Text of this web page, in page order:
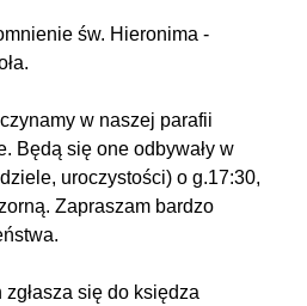
św. Hieronima -
w naszej parafii
Będą się one odbywały w
uroczystości) o g.17:30,
Zapraszam bardzo
zgłasza się do księdza